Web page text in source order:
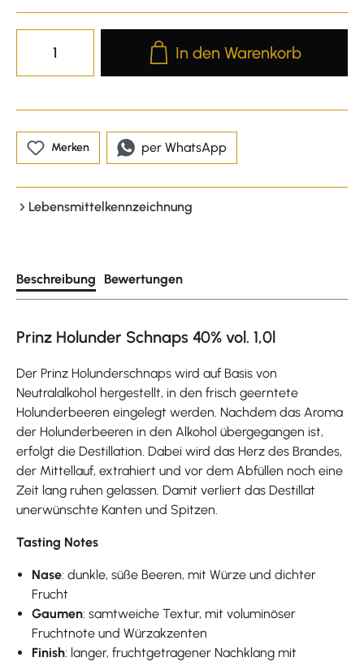
Produkt Anzahl: Gib den
In den Warenkorb
Merken per WhatsApp
Lebensmittelkennzeichnung
Beschreibung Bewertungen
Prinz Holunder Schnaps 40% vol. 1,0l
Der Prinz Holunderschnaps wird auf Basis von
Neutralalkohol hergestellt, in den frisch geerntete
Holunderbeeren eingelegt werden. Nachdem das Aroma
der Holunderbeeren in den Alkohol übergegangen ist,
erfolgt die Destillation. Dabei wird das Herz des Brandes,
der Mittellauf, extrahiert und vor dem Abfüllen noch eine
Zeit lang ruhen gelassen. Damit verliert das Destillat
unerwünschte Kanten und Spitzen.
Tasting Notes
Nase: dunkle, süße Beeren, mit Würze und dichter
Frucht
Gaumen: samtweiche Textur, mit voluminöser
Fruchtnote und Würzakzenten
Finish: langer, fruchtgetragener Nachklang mit